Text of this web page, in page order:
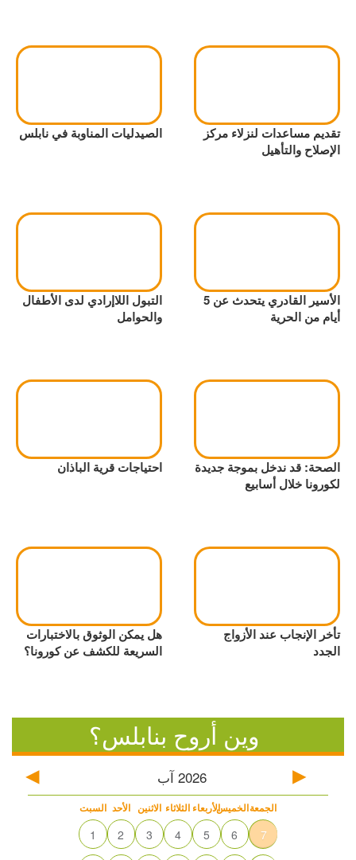
تقديم مساعدات لنزلاء مركز
الإصلاح والتأهيل
الصيدليات المناوبة في نابلس
الأسير القادري يتحدث عن 5
أيام من الحرية
التبول اللاإرادي لدى الأطفال
والحوامل
الصحة: قد ندخل بموجة جديدة
لكورونا خلال أسابيع
احتياجات قرية الباذان
تأخر الإنجاب عند الأزواج
الجدد
هل يمكن الوثوق بالاختبارات
السريعة للكشف عن كورونا؟
وين أروح بنابلس؟
2026 آب
السبت الأحد الاثنين الثلاثاء الأربعاءالخميسالجمعة
1 2 3 4 5 6 7